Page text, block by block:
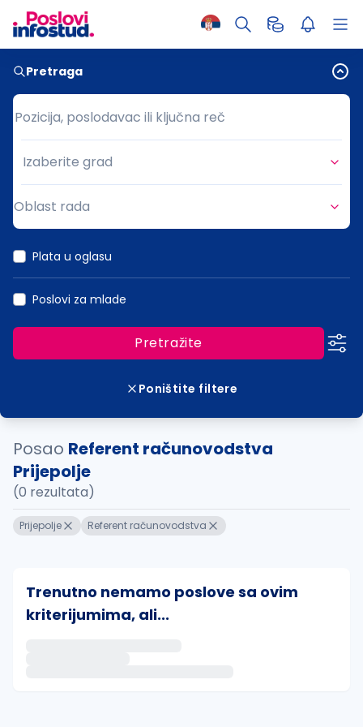
Pretraga
Pozicija, poslodavac ili ključna reč
Pozicija, poslodavac ili ključna reč
Grad
Izaberite grad
Oblast rada
Plata u oglasu
Poslovi za mlade
Pretražite
Poništite filtere
Posao Referent računovodstva
Prijepolje
(0 rezultata)
Prijepolje Referent računovodstva
Trenutno nemamo poslove sa ovim
kriterijumima, ali...